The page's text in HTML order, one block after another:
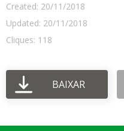
Created: 20/11/2018
Updated: 20/11/2018
Cliques: 118
BAIXAR